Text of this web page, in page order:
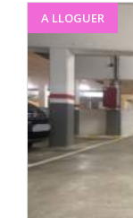
A LLOGUER